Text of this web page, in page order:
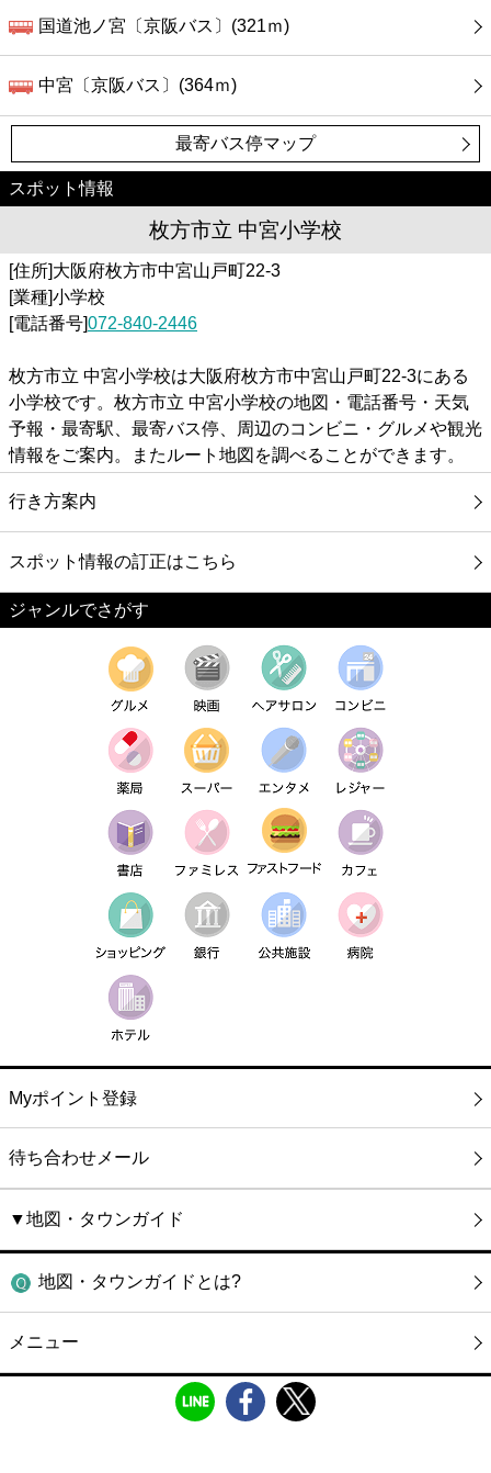
国道池ノ宮〔京阪バス〕(321ｍ)
中宮〔京阪バス〕(364ｍ)
最寄バス停マップ
スポット情報
枚方市立 中宮小学校
[住所]大阪府枚方市中宮山戸町22-3
[業種]小学校
[電話番号]072-840-2446
枚方市立 中宮小学校は大阪府枚方市中宮山戸町22-3にある
小学校です。枚方市立 中宮小学校の地図・電話番号・天気
予報・最寄駅、最寄バス停、周辺のコンビニ・グルメや観光
情報をご案内。またルート地図を調べることができます。
行き方案内
スポット情報の訂正はこちら
ジャンルでさがす
Myポイント登録
待ち合わせメール
▼地図・タウンガイド
地図・タウンガイドとは?
メニュー